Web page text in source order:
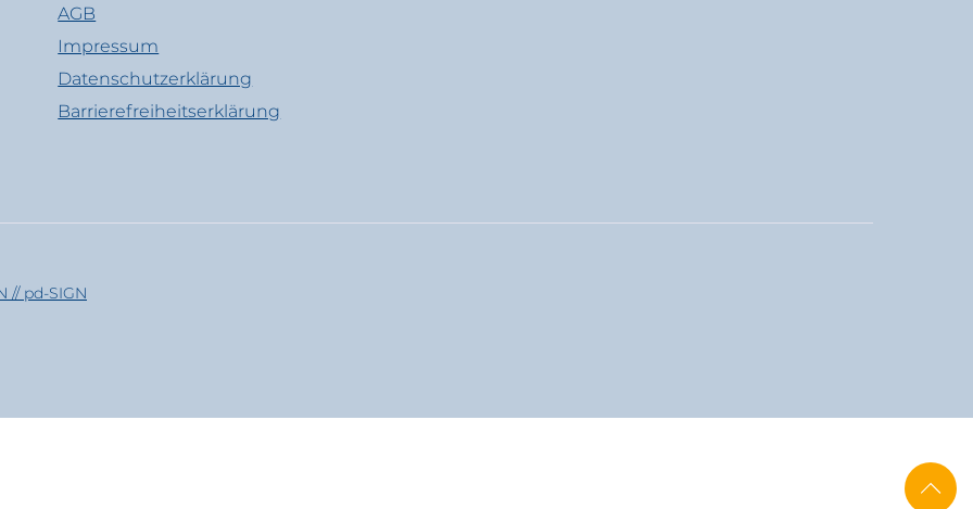
AGB
Impressum
Datenschutzerklärung
Barrierefreiheitserklärung
// pd-SIGN